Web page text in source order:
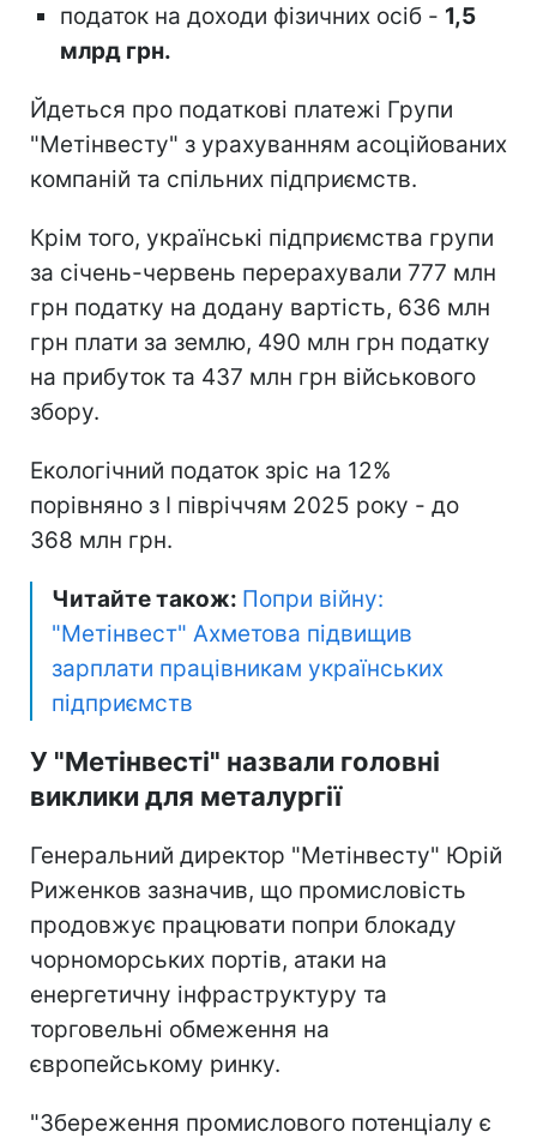
податок на доходи фізичних осіб - 1,5
млрд грн.
Йдеться про податкові платежі Групи
"Метінвесту" з урахуванням асоційованих
компаній та спільних підприємств.
Крім того, українські підприємства групи
за січень-червень перерахували 777 млн
грн податку на додану вартість, 636 млн
грн плати за землю, 490 млн грн податку
на прибуток та 437 млн грн військового
збору.
Екологічний податок зріс на 12%
порівняно з I півріччям 2025 року - до
368 млн грн.
Читайте також: Попри війну:
"Метінвест" Ахметова підвищив
зарплати працівникам українських
підприємств
У "Метінвесті" назвали головні
виклики для металургії
Генеральний директор "Метінвесту" Юрій
Риженков зазначив, що промисловість
продовжує працювати попри блокаду
чорноморських портів, атаки на
енергетичну інфраструктуру та
торговельні обмеження на
європейському ринку.
"Збереження промислового потенціалу є